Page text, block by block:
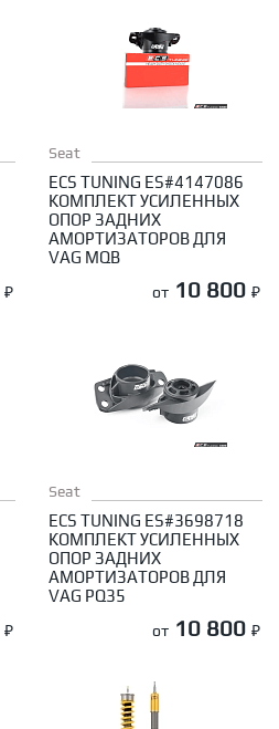
₽
Seat
ECS TUNING ES#4147086
КОМПЛЕКТ УСИЛЕННЫХ
ОПОР ЗАДНИХ
АМОРТИЗАТОРОВ ДЛЯ
VAG MQB
от 10 800 ₽
₽
Seat
ECS TUNING ES#3698718
КОМПЛЕКТ УСИЛЕННЫХ
ОПОР ЗАДНИХ
АМОРТИЗАТОРОВ ДЛЯ
VAG PQ35
от 10 800 ₽